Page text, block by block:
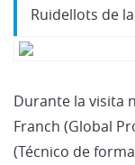
Ruidellots de
Durante la visita
Franch (Global
(Técnico de